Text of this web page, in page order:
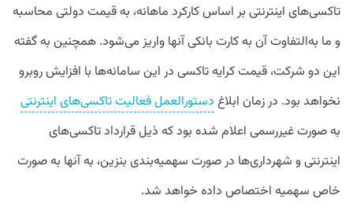
تاکسی‌های اینترنتی بر اساس کارکرد ماهانه، به قیمت دولتی محاسبه
و ما به‌التفاوت آن به کارت بانکی آنها واریز می‌شود. همچنین به گفته
این دو شرکت، قیمت کرایه تاکسی در این سامانه‌ها با افزایش روبرو
نخواهد بود. در زمان ابلاغ دستورالعمل فعالیت تاکسی‌های اینترنتی
به صورت غیررسمی اعلام شده بود که ذیل قرارداد تاکسی‌های
اینترنتی و شهرداری‌ها در صورت سهمیه‌بندی بنزین، به آنها به صورت
خاص سهمیه اختصاص داده خواهد شد.